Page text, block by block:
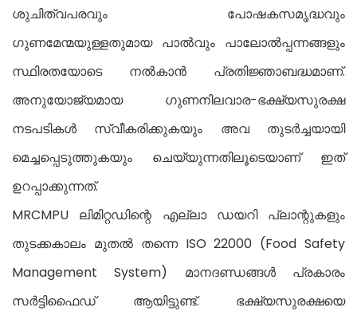
ശുചിത്വപരവും പോഷകസമൃദ്ധവും
ഗുണമേന്മയുള്ളതുമായ പാൽവും പാലോൽപ്പന്നങ്ങളും
സ്ഥിരതയോടെ നൽകാൻ പ്രതിജ്ഞാബദ്ധമാണ്.
അനുയോജ്യമായ ഗുണനിലവാര-ഭക്ഷ്യസുരക്ഷ
നടപടികൾ സ്വീകരിക്കുകയും അവ തുടർച്ചയായി
മെച്ചപ്പെടുത്തുകയും ചെയ്യുന്നതിലൂടെയാണ് ഇത്
ഉറപ്പാക്കുന്നത്.
MRCMPU ലിമിറ്റഡിന്റെ എല്ലാ ഡയറി പ്ലാന്റുകളും
തുടക്കകാലം മുതൽ തന്നെ ISO 22000 (Food Safety
Management System) മാനദണ്ഡങ്ങൾ പ്രകാരം
സർട്ടിഫൈഡ് ആയിട്ടുണ്ട്. ഭക്ഷ്യസുരക്ഷയെ